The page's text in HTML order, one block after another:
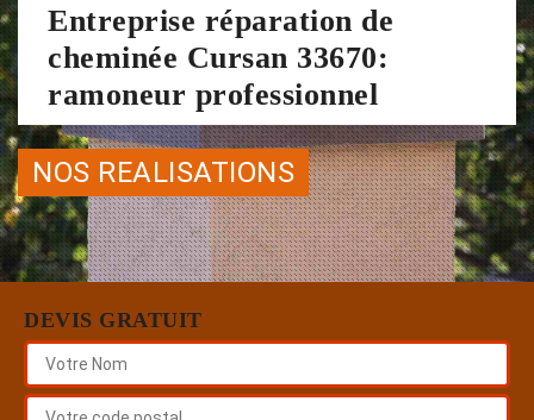
Entreprise réparation de
cheminée Cursan 33670:
ramoneur professionnel
NOS REALISATIONS
DEVIS GRATUIT